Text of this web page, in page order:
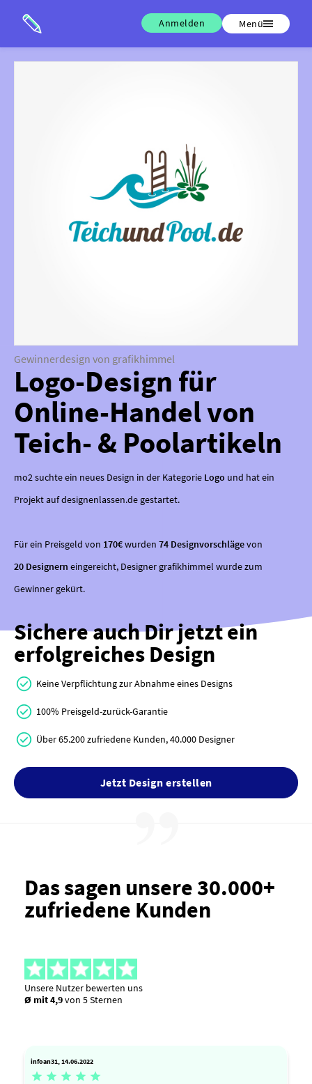
Anmelden Menü
Gewinnerdesign von grafikhimmel
Logo-Design für
Online-Handel von
Teich- & Poolartikeln
mo2 suchte ein neues Design in der Kategorie Logo und hat ein
Projekt auf designenlassen.de gestartet.
Für ein Preisgeld von 170€wurden 74 Designvorschlägevon
20 Designern eingereicht, Designer grafikhimmel wurde zum
Gewinner gekürt.
Sichere auch Dir jetzt ein
erfolgreiches Design
Keine Verpflichtung zur Abnahme eines Designs
100% Preisgeld-zurück-Garantie
Über 65.200 zufriedene Kunden, 40.000 Designer
Jetzt Design erstellen
Das sagen unsere 30.000+
zufriedene Kunden
Unsere Nutzer bewerten uns
Ø mit 4,9von 5 Sternen
infoan31, 14.06.2022
    